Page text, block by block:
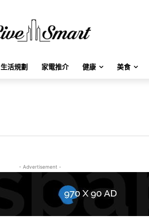
生活規劃 家電推介 健康 美食
- Advertisement -